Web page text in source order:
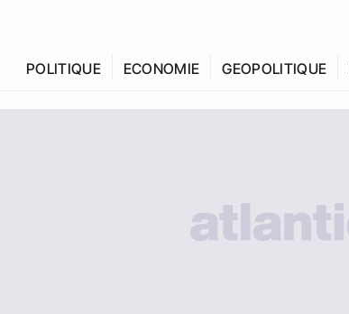
POLITIQUE ECONOMIE GEOPOLITIQUE